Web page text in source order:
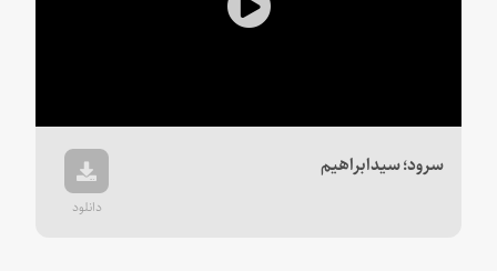
Play
Video
سرود؛ سیدابراهیم
دانلود